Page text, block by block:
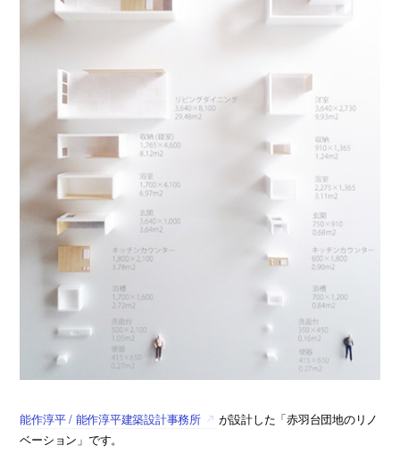
能作淳平 / 能作淳平建築設計事務所
が設計した「赤羽台団地のリノ
ベーション」です。